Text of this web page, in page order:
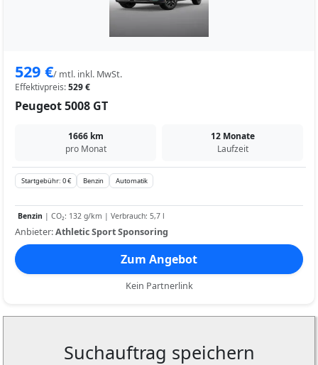
529 €/ mtl. inkl. MwSt.
Effektivpreis:529 €
Peugeot 5008 GT
1666 km
pro Monat
12 Monate
Laufzeit
Startgebühr: 0 € Benzin Automatik
Benzin | CO₂: 132 g/km | Verbrauch: 5,7 l
Anbieter:Athletic Sport Sponsoring
Zum Angebot
Kein Partnerlink
Suchauftrag speichern